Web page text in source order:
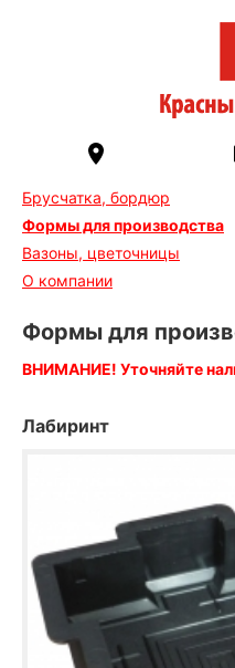
Брусчатка, бордюр
Формы для производства
Вазоны, цветочницы
О компании
Формы для
ВНИМАНИЕ! Уточняйте
Лабиринт